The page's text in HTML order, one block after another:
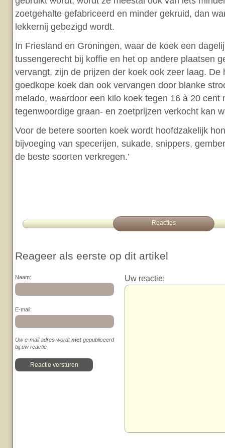
zoetgehalte gefabriceerd en minder gekruid, dan
lekkernij gebezigd wordt.
In Friesland en Groningen, waar de koek een
tussengerecht bij koffie en het op andere plaatsen
vervangt, zijn de prijzen der koek ook zeer laag. De
goedkope koek dan ook vervangen door blanke
melado, waardoor een kilo koek tegen 16 à 20 cent
tegenwoordige graan- en zoetprijzen verkocht kan
Voor de betere soorten koek wordt hoofdzakelijk
bijvoeging van specerijen, sukade, snippers,
de beste soorten verkregen.’
Reacties
Reageer als eerste op dit artikel
Naam:
E-mail:
Uw e-mail adres wordtniet gepubliceerd
bij uw reactie
Uw reactie: